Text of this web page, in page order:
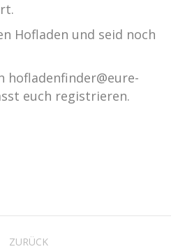
Hofladen und seid noch
hofladenfinder@eure-
euch registrieren.
ZURÜCK